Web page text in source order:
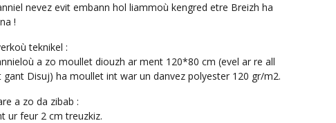
nevez evit embann hol liammoù kengred etre Breizh ha
!
teknikel :
a zo moullet diouzh ar ment 120*80 cm (evel ar re all
gant Disuj) ha moullet int war un danvez polyester 120 gr/m2.
a zo da zibab :
ur feur 2 cm treuzkiz.